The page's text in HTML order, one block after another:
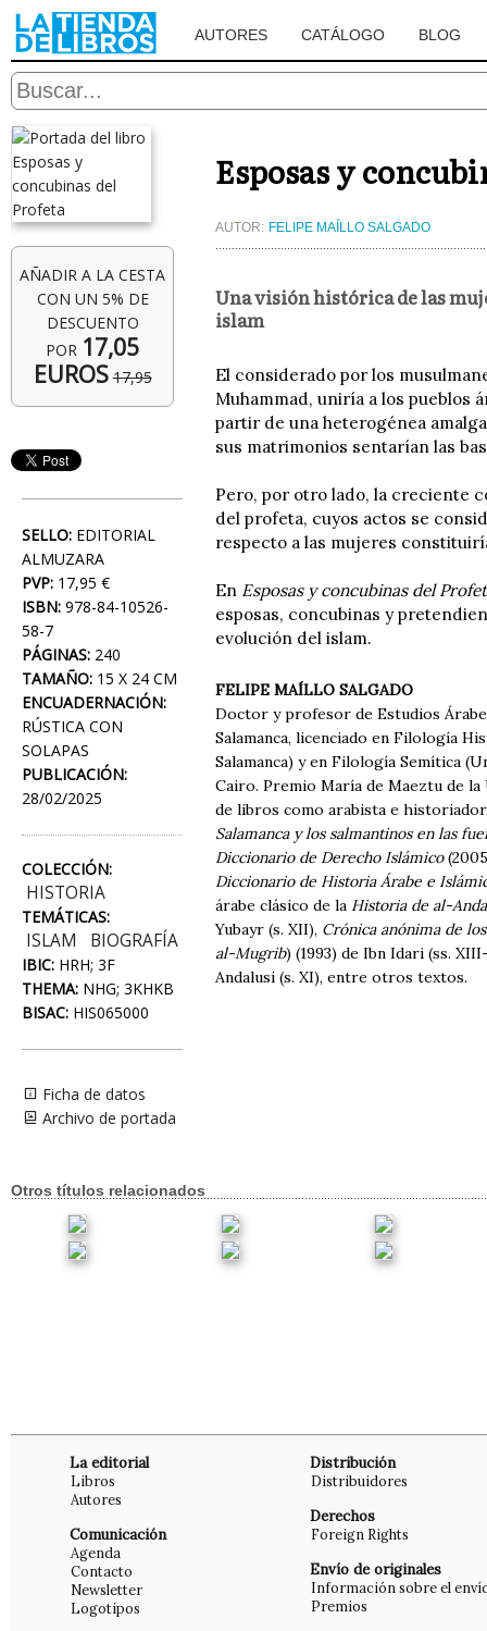
AUTORES CATÁLOGO BLOG
AÑADIR A LA CESTA
CON UN 5% DE
DESCUENTO
POR 17,05
EUROS 17,95
SELLO: EDITORIAL
ALMUZARA
PVP: 17,95 €
ISBN: 978-84-10526-
58-7
PÁGINAS: 240
TAMAÑO: 15 X 24 CM
ENCUADERNACIÓN:
RÚSTICA CON
SOLAPAS
PUBLICACIÓN:
28/02/2025
COLECCIÓN:
HISTORIA
TEMÁTICAS:
ISLAM BIOGRAFÍA
IBIC: HRH; 3F
THEMA: NHG; 3KHKB
BISAC: HIS065000
Ficha de datos
Archivo de portada
Esposas y
AUTOR: FELIPE MAÍLLO SALGADO
Una visión histórica de las
islam
El considerado por los
Muhammad, uniría a los pueblos
partir de una heterogénea
sus matrimonios sentarían las
Pero, por otro lado, la creciente
del profeta, cuyos actos se
respecto a las mujeres
En Esposas y concubinas del
esposas, concubinas y
evolución del islam.
FELIPE MAÍLLO SALGADO
Doctor y profesor de Estudios
Salamanca, licenciado en Filología
Salamanca) y en Filología Semítica
Cairo. Premio María de Maeztu de la
de libros como arabista e
Salamanca y los salmantinos en las
Diccionario de Derecho Islámico
Diccionario de Historia Árabe e
árabe clásico de la Historia de al-
Yubayr (s. XII), Crónica anónima de
al-Mugrib) (1993) de Ibn Idari (ss.
Andalusi (s. XI), entre otros textos.
Otros títulos relacionados
La editorial
Libros
Autores
Comunicación
Agenda
Contacto
Newsletter
Logotipos
Distribución
Distribuidores
Derechos
Foreign Rights
Envío de originales
Información sobre el
Premios